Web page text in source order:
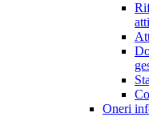
Oneri